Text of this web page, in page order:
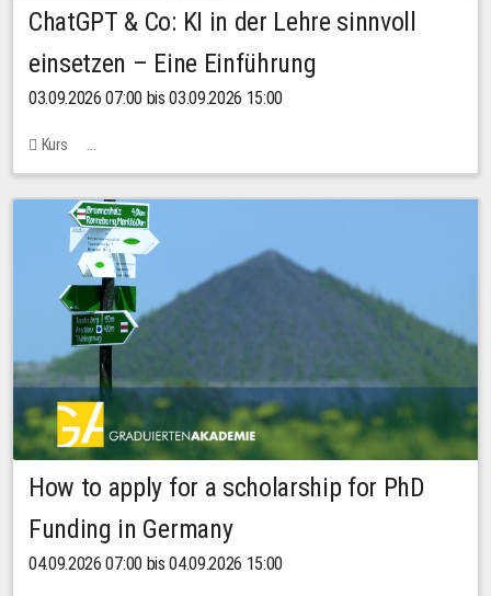
ChatGPT & Co: KI in der Lehre sinnvoll
einsetzen – Eine Einführung
03.09.2026 07:00 bis 03.09.2026 15:00
Kurs
Bachstraße 18k - SR 102 (Seminarraum Servicestelle LehreLernen)
How to apply for a scholarship for PhD
Funding in Germany
04.09.2026 07:00 bis 04.09.2026 15:00